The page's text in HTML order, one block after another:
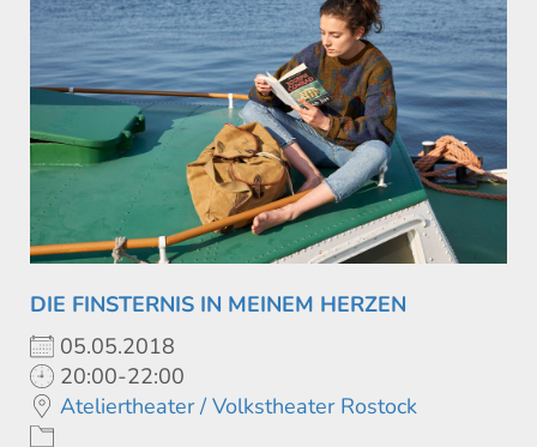
DIE FINSTERNIS IN MEINEM HERZEN
05.05.2018
20:00-22:00
Ateliertheater / Volkstheater Rostock